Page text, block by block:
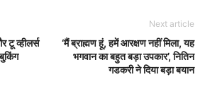
टू व्हीलर्स
Next article
‘मैं ब्राह्मण हूं, हमें आरक्षण नहीं मिला, यह
भगवान का बहुत बड़ा उपकार’, नितिन
गडकरी ने दिया बड़ा बयान